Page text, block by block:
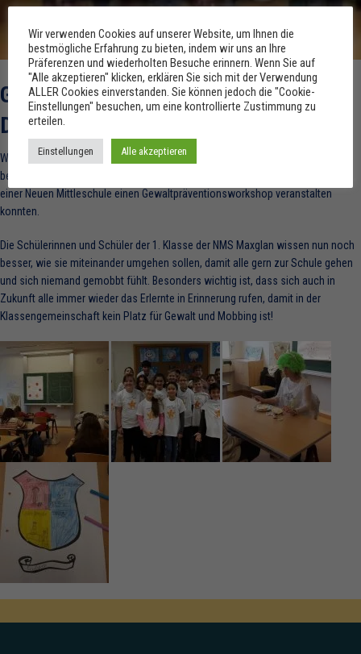
GEWALTPRÄVENTIONSWORKSHOP AN
DER NMS MAXGLAN
Wir sind stolz, dass unsere Workshop mittlerweile schon so bekannt und
beliebt sind, dass wir zusätzlich zu den Volksschulen zum ersten Mal auch in
einer Neuen Mittleschule einen Gewaltpräventionsworkshop veranstalten
konnten.
Die Schülerinnen und Schüler der 1. Klasse der NMS Maxglan wissen nun noch
besser, wie sie miteinander umgehen sollen, damit alle gern zur Schule gehen
und sich niemand gemobbt fühlt. Besonders wichtig ist, dass sich auch in
Zukunft alle immer wieder das Erlernte in Erinnerung rufen, damit in der
Klassengemeinschaft kein Platz für Gewalt und Mobbing ist!
Wir verwenden Cookies auf unserer Website, um Ihnen die
bestmögliche Erfahrung zu bieten, indem wir uns an Ihre
Präferenzen und wiederholten Besuche erinnern. Wenn Sie auf
"Alle akzeptieren" klicken, erklären Sie sich mit der Verwendung
ALLER Cookies einverstanden. Sie können jedoch die "Cookie-
Einstellungen" besuchen, um eine kontrollierte Zustimmung zu
erteilen.
Einstellungen Alle akzeptieren